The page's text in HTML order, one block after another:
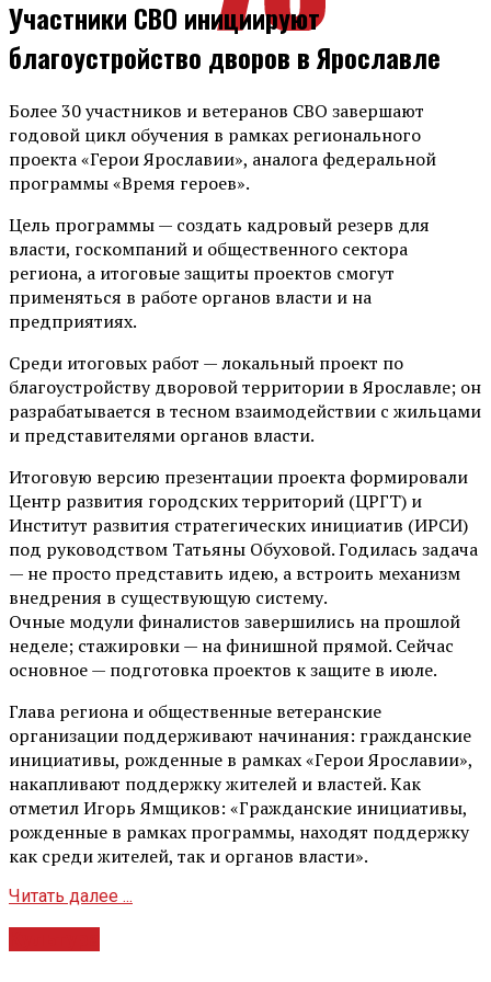
Участники СВО инициируют
благоустройство дворов в Ярославле
Более 30 участников и ветеранов СВО завершают
годовой цикл обучения в рамках регионального
проекта «Герои Ярославии», аналога федеральной
программы «Время героев».
Цель программы — создать кадровый резерв для
власти, госкомпаний и общественного сектора
региона, а итоговые защиты проектов смогут
применяться в работе органов власти и на
предприятиях.
Среди итоговых работ — локальный проект по
благоустройству дворовой территории в Ярославле; он
разрабатывается в тесном взаимодействии с жильцами
и представителями органов власти.
Итоговую версию презентации проекта формировали
Центр развития городских территорий (ЦРГТ) и
Институт развития стратегических инициатив (ИРСИ)
под руководством Татьяны Обуховой. Годилась задача
— не просто представить идею, а встроить механизм
внедрения в существующую систему.
Очные модули финалистов завершились на прошлой
неделе; стажировки — на финишной прямой. Сейчас
основное — подготовка проектов к защите в июле.
Глава региона и общественные ветеранские
организации поддерживают начинания: гражданские
инициативы, рожденные в рамках «Герои Ярославии»,
накапливают поддержку жителей и властей. Как
отметил Игорь Ямщиков: «Гражданские инициативы,
рожденные в рамках программы, находят поддержку
как среди жителей, так и органов власти».
Читать далее ...